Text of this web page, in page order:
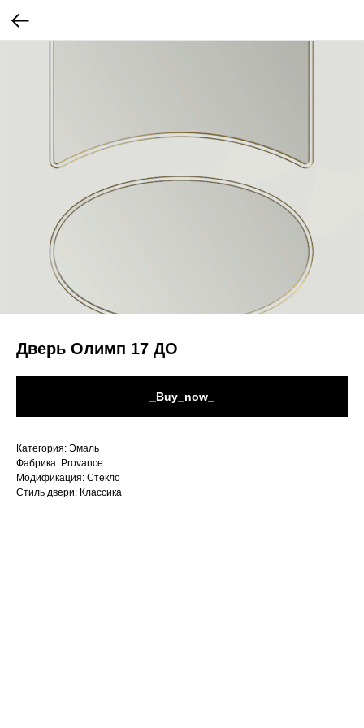
Дверь Олимп 17 ДО
_Buy_now_
Категория: Эмаль
Фабрика: Provance
Модификация: Стекло
Стиль двери: Классика